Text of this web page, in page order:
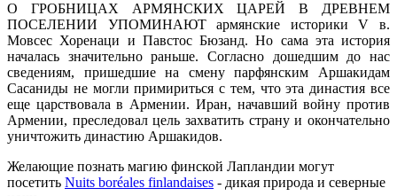
О ГРОБНИЦАХ АРМЯНСКИХ ЦАРЕЙ В ДРЕВНЕМ
ПОСЕЛЕНИИ УПОМИНАЮТ армянские историки V в.
Мовсес Хоренаци и Павстос Бюзанд. Но сама эта история
началась значительно раньше. Согласно дошедшим до нас
сведениям, пришедшие на смену парфянским Аршакидам
Сасаниды не могли примириться с тем, что эта династия все
еще царствовала в Армении. Иран, начавший войну против
Армении, преследовал цель захватить страну и окончательно
уничтожить династию Аршакидов.
Желающие познать магию финской Лапландии могут
посетить Nuits boréales finlandaises - дикая природа и северные